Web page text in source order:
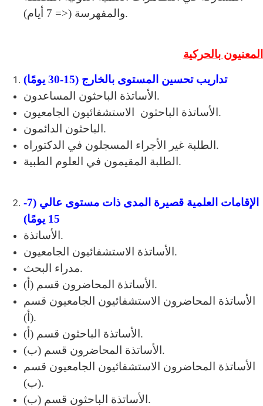
والمفهرسة (<= 7 أيام).
المعنيون بالحركية
تداريب تحسين المستوى بالخارج (15-30 يومًا)
الأساتذة الباحثون المساعدون.
الأساتذة الباحثون الاستشفائيون الجامعيون.
الباحثون الدائمون.
الطلبة غير الأجراء المسجلون في الدكتوراه.
الطلبة المقيمون في العلوم الطبية.
الإقامات العلمية قصيرة المدى ذات مستوى عالي (7-
15 يومًا)
الأساتذة.
الأساتذة الاستشفائيون الجامعيون.
مدراء البحث.
الأساتذة المحاضرون قسم (أ).
الأساتذة المحاضرون الاستشفائيون الجامعيون قسم
(أ).
الأساتذة الباحثون قسم (أ).
الأساتذة المحاضرون قسم (ب).
الأساتذة المحاضرون الاستشفائيون الجامعيون قسم
(ب).
الأساتذة الباحثون قسم (ب).